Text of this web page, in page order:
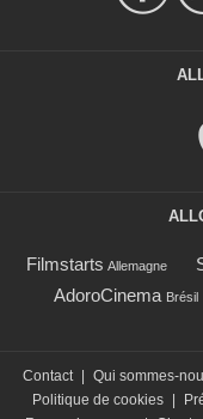
Filmstarts Allemagne
AdoroCinema Brésil
Contact | Qui sommes-
Politique de cookies |